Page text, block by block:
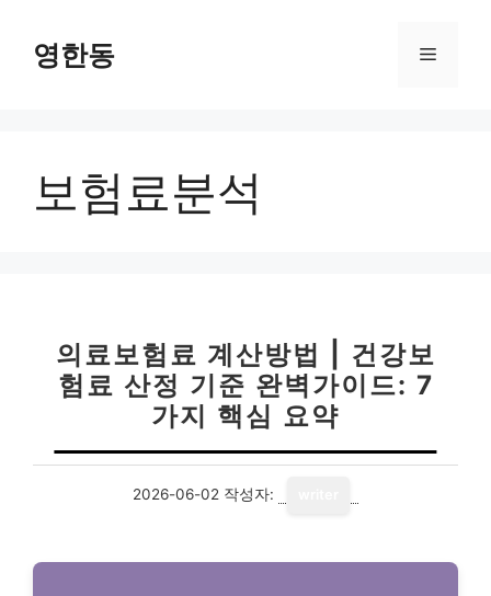
영한동 메
보험료분석
의료보험료 계산방법 | 건강보
험료 산정 기준 완벽가이드: 7
가지 핵심 요약
2026-06-02 작성자: